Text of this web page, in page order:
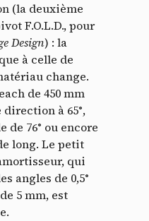
(la deuxième
F.O.L.D., pour
Design) : la
à celle de
change.
de 450 mm
direction à 65°,
de 76° ou encore
long. Le petit
qui
angles de 0,5°
5 mm, est